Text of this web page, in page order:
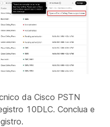
da Cisco PSTN
10DLC. Conclua e